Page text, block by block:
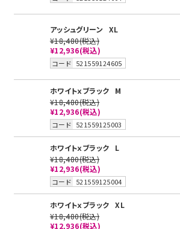
アッシュグリーン XL
¥18,480(税込)
¥12,936(税込)
コード 521559124605
ホワイトｘブラック
M
¥18,480(税込)
¥12,936(税込)
コード 521559125003
ホワイトｘブラック
L
¥18,480(税込)
¥12,936(税込)
コード 521559125004
ホワイトｘブラック
XL
¥18,480(税込)
¥12,936(税込)